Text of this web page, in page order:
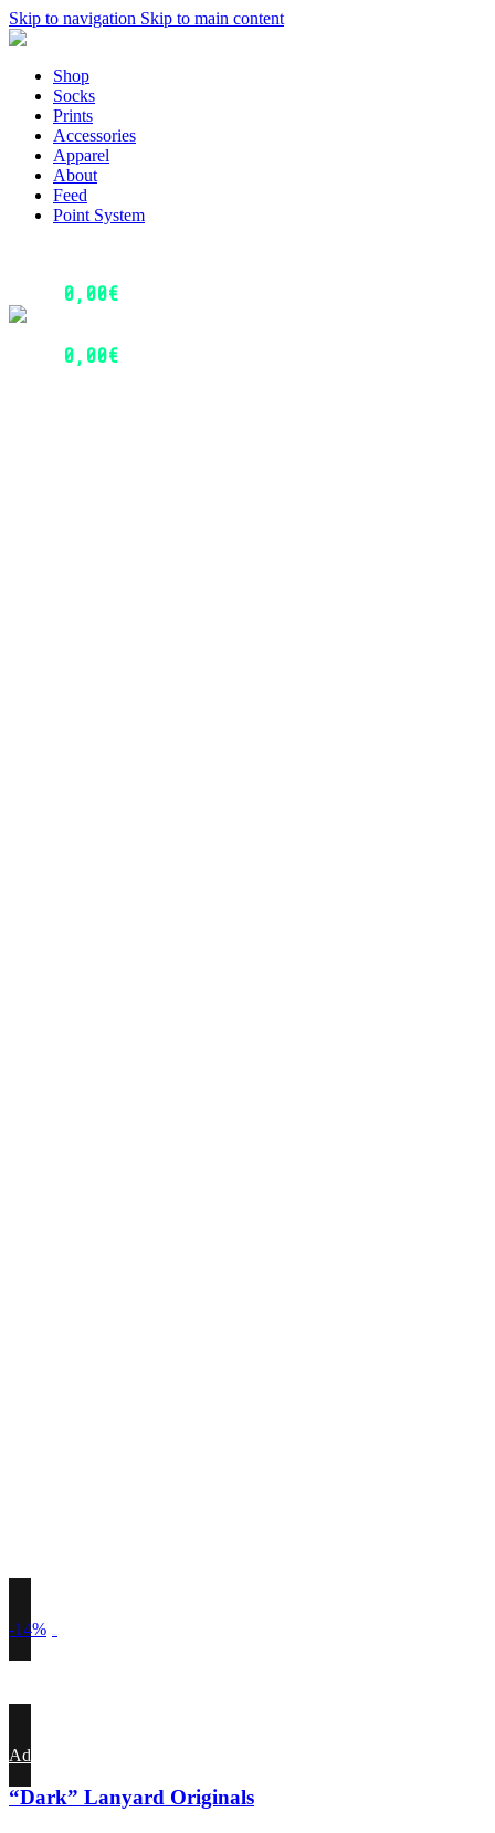
Skip to navigation Skip to main content
Shop
Socks
Prints
Accessories
Apparel
About
Feed
Point System
0,00€
0,00€
-14%
Add to wishlist
“Dark” Lanyard Originals